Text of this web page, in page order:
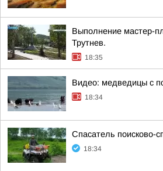
Выполнение мастер-
Трутнев.
18:35
Видео: медведицы с
18:34
Спасатель поисково-
18:34